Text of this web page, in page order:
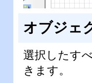
オブジェ
選択したす
きます。